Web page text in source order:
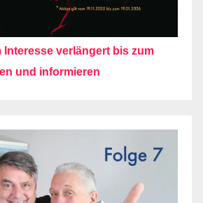
Interesse verlängert bis zum
und informieren